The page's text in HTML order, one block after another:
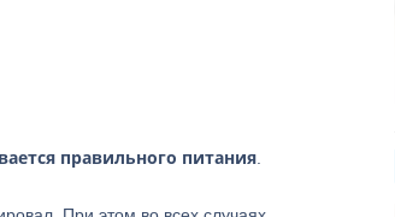
правильного питания